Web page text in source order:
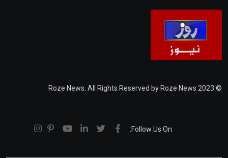
© 2023 Roze News. All Rights Reserved by Roze News
Follow Us On: